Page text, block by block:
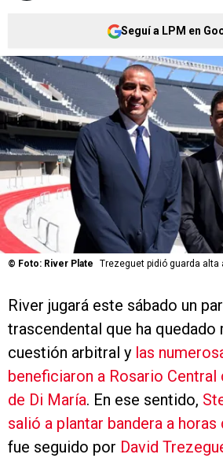
Seguí a LPM en
© Foto: River Plate Trezeguet pidió guarda alta
River jugará este sábado un
trascendental que ha quedado
cuestión arbitral y las
beneficiaron a Rosario Central
de Di María. En ese sentido,
salió a plantar bandera a horas
fue seguido por David